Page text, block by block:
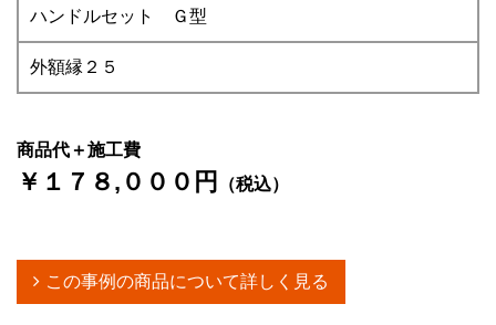
ハンドルセット Ｇ型
外額縁２５
商品代＋施工費
￥１７８,０００円 （税込）
この事例の商品について詳しく見る